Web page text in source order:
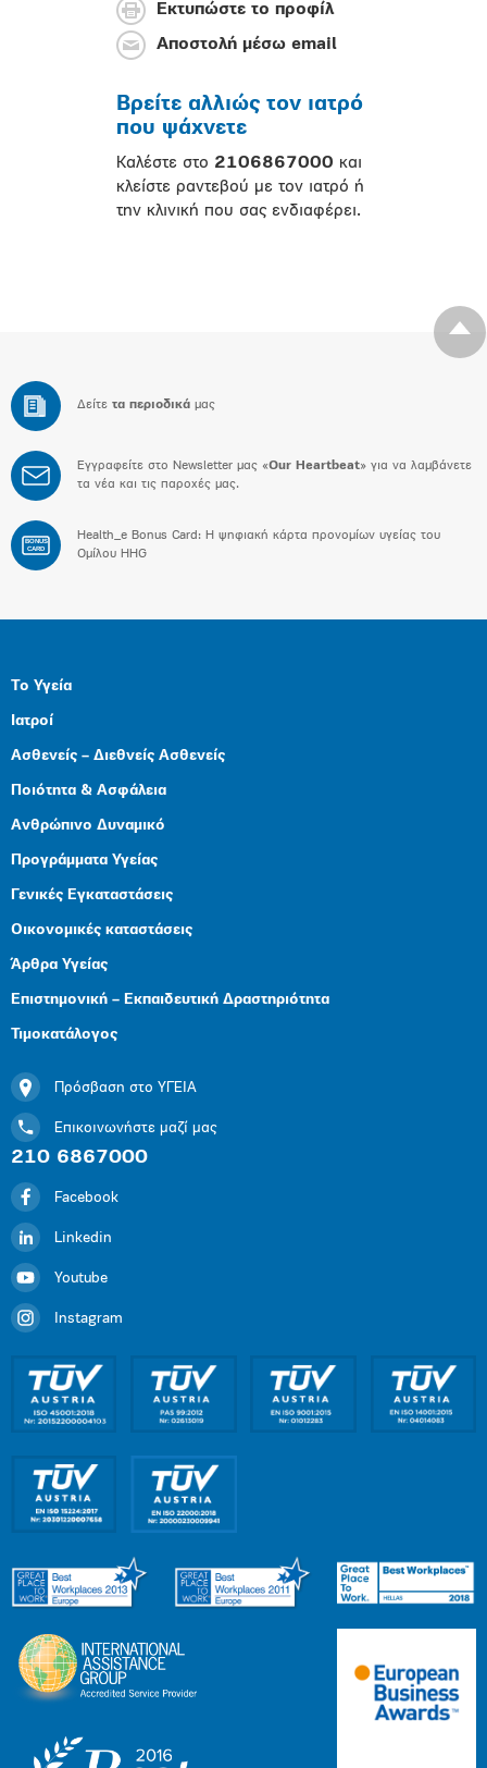
Εκτυπώστε το προφίλ
Αποστολή μέσω email
Βρείτε αλλιώς τον ιατρό
που ψάχνετε
Καλέστε στο 2106867000 και
κλείστε ραντεβού με τον ιατρό ή
την κλινική που σας ενδιαφέρει.
Δείτε τα περιοδικά μας
Εγγραφείτε στο Newsletter μας «Our Heartbeat» για να λαμβάνετε
τα νέα και τις παροχές μας.
BONUS
CARD
Health_e Bonus Card: H ψηφιακή κάρτα προνομίων υγείας του
Ομίλου HHG
Το Υγεία
Ιατροί
Ασθενείς – Διεθνείς Ασθενείς
Ποιότητα & Ασφάλεια
Ανθρώπινο Δυναμικό
Προγράμματα Υγείας
Γενικές Εγκαταστάσεις
Οικονομικές καταστάσεις
Άρθρα Υγείας
Επιστημονική – Εκπαιδευτική Δραστηριότητα
Τιμοκατάλογος
Πρόσβαση στο ΥΓΕΙΑ
Επικοινωνήστε μαζί μας
210 6867000
Facebook
Linkedin
Youtube
Instagram